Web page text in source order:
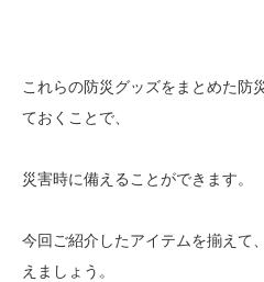
これらの防災グッズをまとめた防
ておくことで、
災害時に備えることができます。
今回ご紹介したアイテムを揃えて
えましょう。